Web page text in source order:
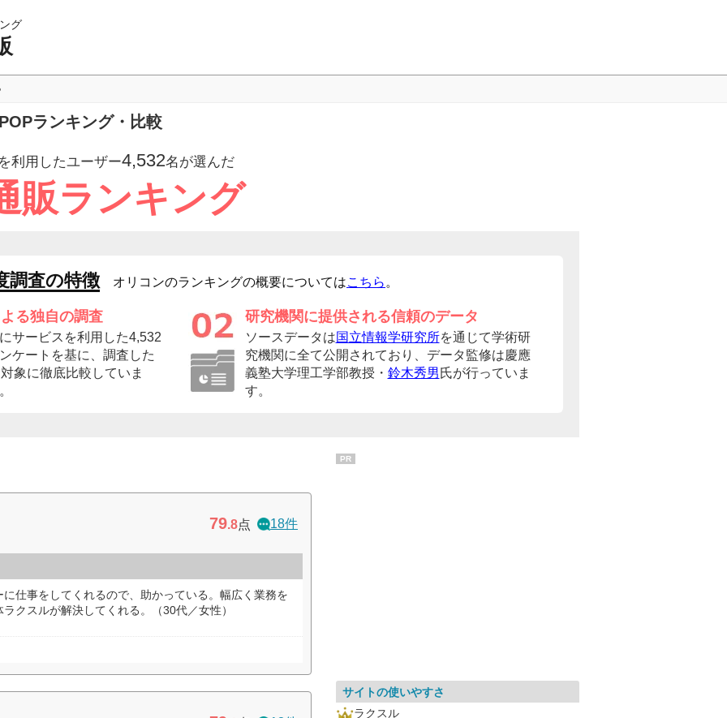
グ
ランキング・比較
利用したユーザー4,532名が選んだ
販ランキング
調査の特徴 オリコンのランキングの概要についてはこちら 。
る独自の調査
サービスを利用した4,532
ケートを基に、調査した
象に徹底比較していま
。
研究機関に提供される信頼のデータ
ソースデータは国立情報学研究所を通じて学術研
究機関に全て公開されており、データ監修は慶應
義塾大学理工学部教授・ 鈴木秀男 氏が行っていま
す。
79.8点 18件
仕事をしてくれるので、助かっている。幅広く業務を
クスルが解決してくれる。（30代／女性）
PR
サイトの使いやすさ
ラクスル